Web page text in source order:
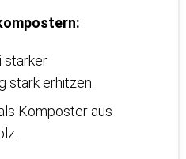
starker
stark erhitzen.
Komposter aus